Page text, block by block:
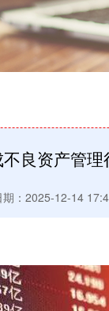
良资产管
期：2025-12-14